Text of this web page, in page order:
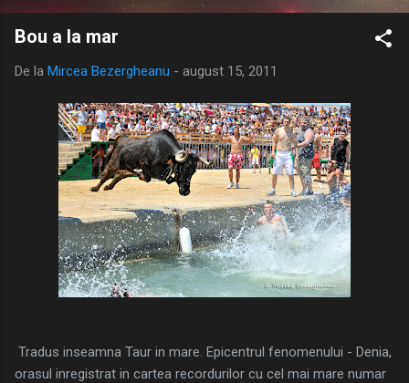
Bou a la mar
De la Mircea Bezergheanu - august 15, 2011
Tradus inseamna Taur in mare. Epicentrul fenomenului - Denia,
orasul inregistrat in cartea recordurilor cu cel mai mare numar